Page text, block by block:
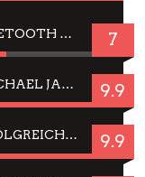
JBL TUNE 720BT: OVER EAR BLUETOOTH KOPFHÖRER UM DIE 50,-€ IM DAUER-TEST 7
WEGEN DES ERFOLGES – MJ: MICHAEL JACKSON MUSICAL IN EINER MATINEE SEHEN 9.9
JELLYFISH HAMBURG: DAS ERFOLGREICHE SOMMER-MENÜ 2025 IN GEFÜHLEN UND BILDERN 9.9